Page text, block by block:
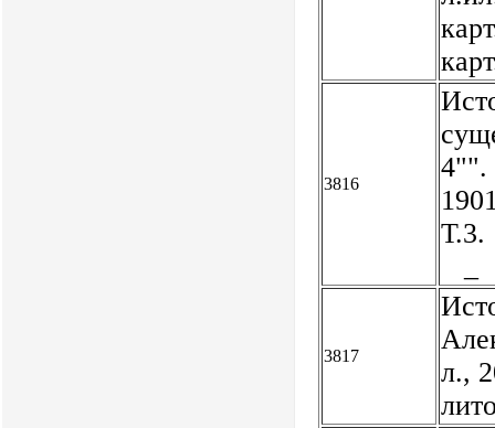
3816
4"".
Т.3.
3817
л.,